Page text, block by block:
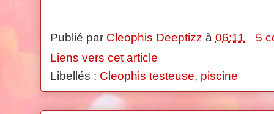
Publié par Cleophis Deeptizz à 06:11
5
Liens vers cet article
Libellés : Cleophis testeuse, piscine